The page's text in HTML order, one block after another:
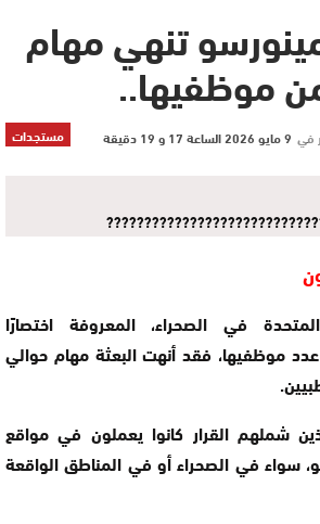
تنهي مهام
مستجدات في 9 مايو 2026 الساعة 17 و 19 دقيقة
في الصحراء، المعروفة اختصارًا
عدد موظفيها، فقد أنهت البعثة مهام حوالي
شملهم القرار كانوا يعملون في مواقع
سواء في الصحراء أو في المناطق الواقعة